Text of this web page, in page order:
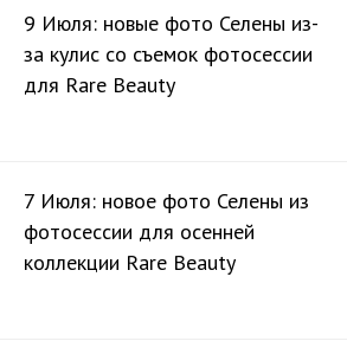
9 Июля: новые фото Селены из-
за кулис со съемок фотосессии
для Rare Beauty
7 Июля: новое фото Селены из
фотосессии для осенней
коллекции Rare Beauty